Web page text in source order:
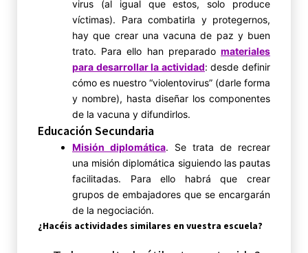
virus (al igual que estos, solo produce
víctimas). Para combatirla y protegernos,
hay que crear una vacuna de paz y buen
trato. Para ello han preparado materiales
para desarrollar la actividad: desde definir
cómo es nuestro “violentovirus” (darle forma
y nombre), hasta diseñar los componentes
de la vacuna y difundirlos.
Educación Secundaria
Misión diplomática. Se trata de recrear
una misión diplomática siguiendo las pautas
facilitadas. Para ello habrá que crear
grupos de embajadores que se encargarán
de la negociación.
¿Hacéis actividades similares en vuestra escuela?